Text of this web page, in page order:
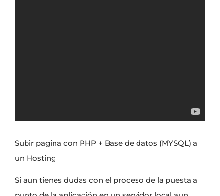
Subir pagina con PHP + Base de datos (MYSQL) a
un Hosting
Si aun tienes dudas con el proceso de la puesta a